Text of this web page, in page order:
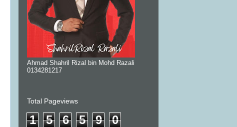
Ahmad Shahril Rizal bin Mohd Razali
0134281217
Total Pageviews
1 5 6 5 9 0